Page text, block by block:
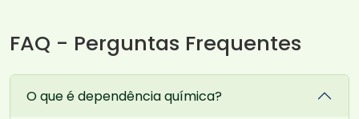
FAQ - Perguntas Frequentes
O que é dependência química?